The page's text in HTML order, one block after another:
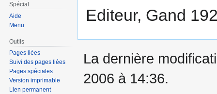
Editeur, Gand
Spécial
Aide
Menu
Outils
Pages liées
Suivi des pages liées
Pages spéciales
Version imprimable
Lien permanent
La dernière
2006 à 14:36.